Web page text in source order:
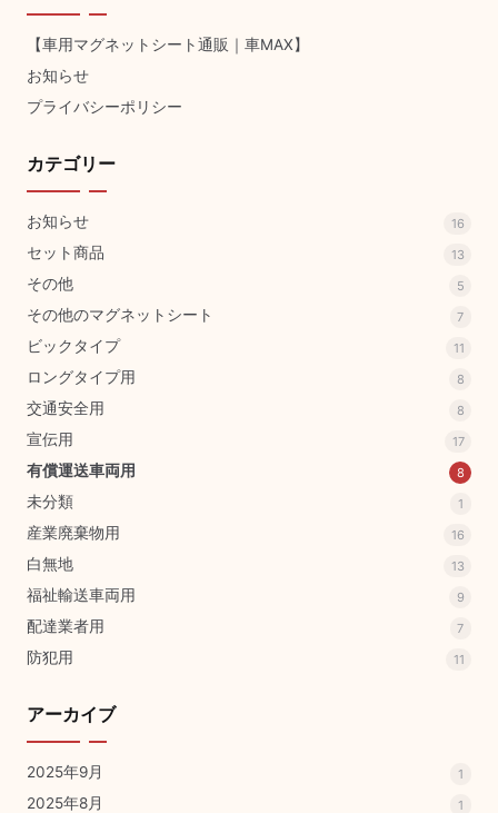
【車用マグネットシート通販｜車MAX】
お知らせ
プライバシーポリシー
カテゴリー
お知らせ 16
セット商品 13
その他 5
その他のマグネットシート 7
ビックタイプ 11
ロングタイプ用 8
交通安全用 8
宣伝用 17
有償運送車両用 8
未分類 1
産業廃棄物用 16
白無地 13
福祉輸送車両用 9
配達業者用 7
防犯用 11
アーカイブ
2025年9月 1
2025年8月 1